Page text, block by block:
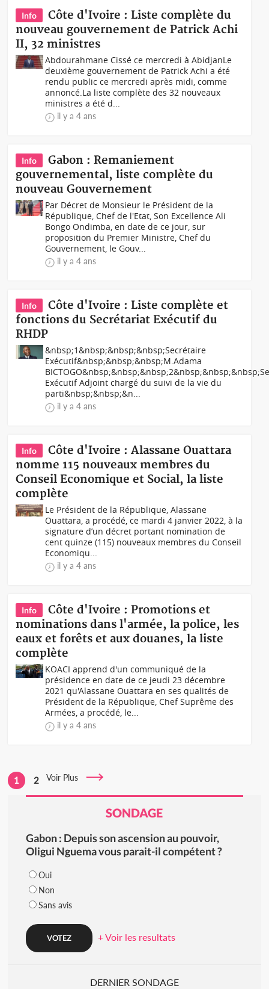
Info
Côte d'Ivoire : Liste complète du
nouveau gouvernement de Patrick Achi
II, 32 ministres
Abdourahmane Cissé ce mercredi à Abidjan Le
deuxième gouvernement de Patrick Achi a été
rendu public ce mercredi après midi, comme
annoncé.La liste complète des 32 nouveaux
ministres a été d...
il y a 4 ans
Info
Gabon : Remaniement
gouvernemental, liste complète du
nouveau Gouvernement
Par Décret de Monsieur le Président de la
République, Chef de l'Etat, Son Excellence Ali
Bongo Ondimba, en date de ce jour, sur
proposition du Premier Ministre, Chef du
Gouvernement, le Gouv...
il y a 4 ans
Info
Côte d'Ivoire : Liste complète et
fonctions du Secrétariat Exécutif du
RHDP
&nbsp;1&nbsp;&nbsp;&nbsp;Secrétaire
Exécutif&nbsp;&nbsp;&nbsp;M.Adama
Exécutif Adjoint chargé du suivi de la vie du
parti&nbsp;&nbsp;&n...
il y a 4 ans
Info
Côte d'Ivoire : Alassane Ouattara
nomme 115 nouveaux membres du
Conseil Economique et Social, la liste
complète
Le Président de la République, Alassane
Ouattara, a procédé, ce mardi 4 janvier 2022, à la
signature d’un décret portant nomination de
cent quinze (115) nouveaux membres du Conseil
Economiqu...
il y a 4 ans
Info
Côte d'Ivoire : Promotions et
nominations dans l'armée, la police, les
eaux et forêts et aux douanes, la liste
complète
KOACI apprend d'un communiqué de la
présidence en date de ce jeudi 23 décembre
2021 qu'Alassane Ouattara en ses qualités de
Président de la République, Chef Suprême des
Armées, a procédé, le...
il y a 4 ans
1 2 Voir Plus
SONDAGE
Gabon : Depuis son ascension au pouvoir,
Oligui Nguema vous parait-il compétent ?
Oui
Non
Sans avis
+ Voir les resultats
DERNIER SONDAGE